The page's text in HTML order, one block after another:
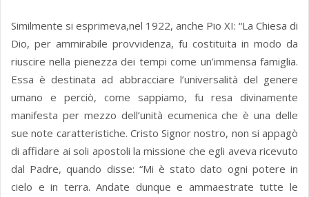
Similmente si esprimeva,nel 1922, anche Pio XI: “La Chiesa di
Dio, per ammirabile provvidenza, fu costituita in modo da
riuscire nella pienezza dei tempi come un’immensa famiglia.
Essa è destinata ad abbracciare l’universalità del genere
umano e perciò, come sappiamo, fu resa divinamente
manifesta per mezzo dell’unità ecumenica che è una delle
sue note caratteristiche. Cristo Signor nostro, non si appagò
di affidare ai soli apostoli la missione che egli aveva ricevuto
dal Padre, quando disse: “Mi è stato dato ogni potere in
cielo e in terra. Andate dunque e ammaestrate tutte le